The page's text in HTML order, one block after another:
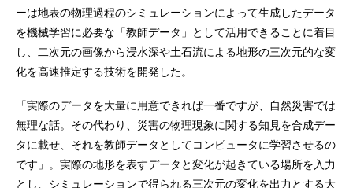
ーは地表の物理過程のシミュレーションによって生成したデータ
を機械学習に必要な「教師データ」として活用できることに着目
し、二次元の画像から浸水深や土石流による地形の三次元的な変
化を高速推定する技術を開発した。
「実際のデータを大量に用意できれば一番ですが、自然災害では
無理な話。その代わり、災害の物理現象に関する知見を合成デー
タに載せ、それを教師データとしてコンピュータに学習させるの
です」。実際の地形を表すデータと変化が起きている場所を入力
とし、シミュレーションで得られる三次元の変化を出力とする大